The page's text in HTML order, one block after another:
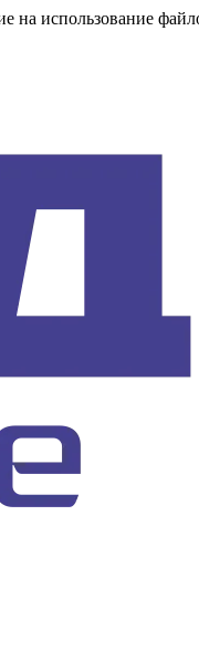
на использование